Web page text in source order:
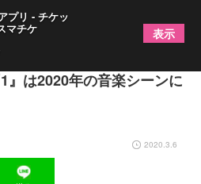
らを迎えKERENMI＝蔦谷
』は2020年の音楽シーンに
2020.3.6
プリ - チケッ
マチケ 表示